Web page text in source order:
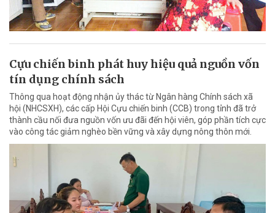
Cựu chiến binh phát huy hiệu quả nguồn vốn
tín dụng chính sách
Thông qua hoạt động nhận ủy thác từ Ngân hàng Chính sách xã
hội (NHCSXH), các cấp Hội Cựu chiến binh (CCB) trong tỉnh đã trở
thành cầu nối đưa nguồn vốn ưu đãi đến hội viên, góp phần tích cực
vào công tác giảm nghèo bền vững và xây dựng nông thôn mới.